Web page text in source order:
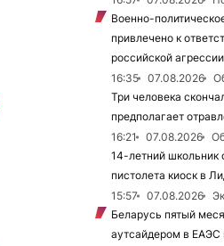
Военно-
привлечено к
российской
16:35
07.08.2026
Три человека
предполагает
16:21
07.08.2026
14-летний школьник
пистолета киоск в
15:57
07.08.2026
Беларусь пятый
аутсайдером в ЕАЭС